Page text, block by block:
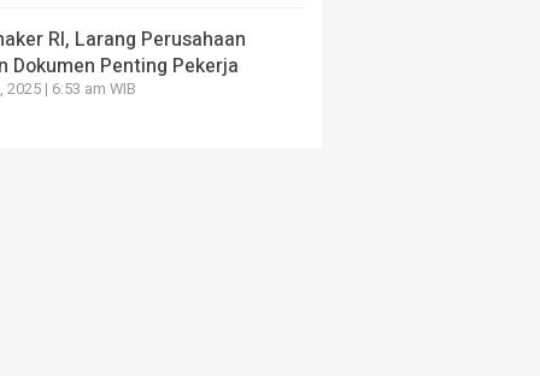
RI, Larang Perusahaan
Dokumen Penting Pekerja
2025 | 6:53 am WIB